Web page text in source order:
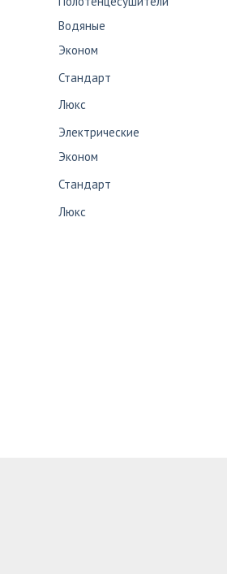
Водяные
Эконом
Стандарт
Люкс
Электрические
Эконом
Стандарт
Люкс